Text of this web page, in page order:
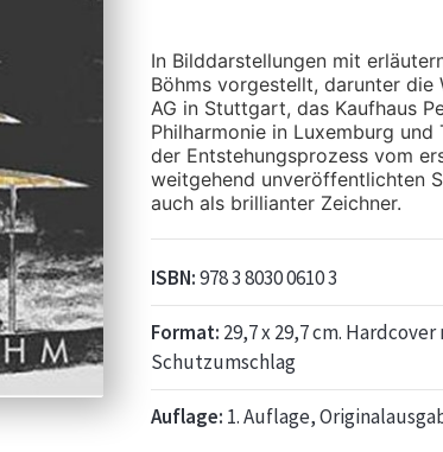
In Bilddarstellungen mit
Böhms vorgestellt, darunter die
AG in Stuttgart, das Kaufhaus
Philharmonie in Luxemburg
der Entstehungsprozess vom
weitgehend unveröffentlichten
auch als brillianter Zeichner.
ISBN:978 3 8030 0610 3
Format: 29,7 x 29,7 cm.
Schutzumschlag
Auflage: 1. Auflage,